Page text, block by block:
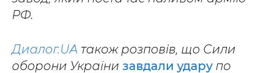
РФ.
Диалог.UA також розповів, що Сили
оборони України завдали удару по